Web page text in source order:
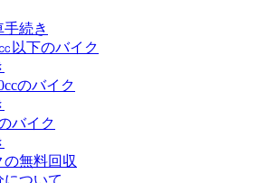
続き
以下のバイク
のバイク
バイク
の無料回収